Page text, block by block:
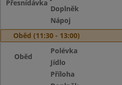
Přesnídávka
Doplněk
Nápoj
Oběd (11:30 - 13:00)
Oběd
Polévka
Jídlo
Příloha